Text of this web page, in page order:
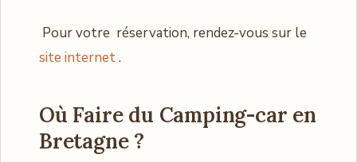
Pour votre réservation, rendez-vous sur le
site internet.
Où Faire du Camping-car en
Bretagne ?